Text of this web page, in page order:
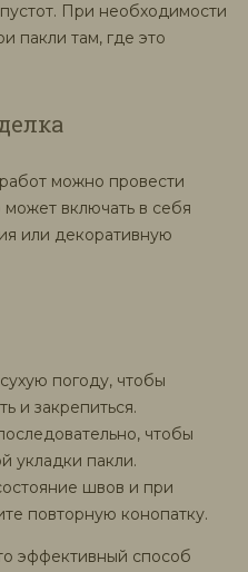
При необходимости
пакли там, где это
можно провести
включать в себя
или декоративную
погоду, чтобы
и закрепиться.
чтобы
укладки пакли.
швов и при
повторную конопатку.
эффективный способ